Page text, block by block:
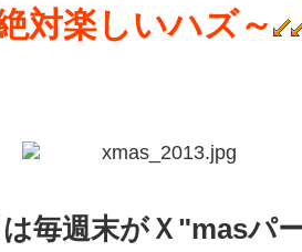
対楽しいハズ～
毎週末がＸ"masパ